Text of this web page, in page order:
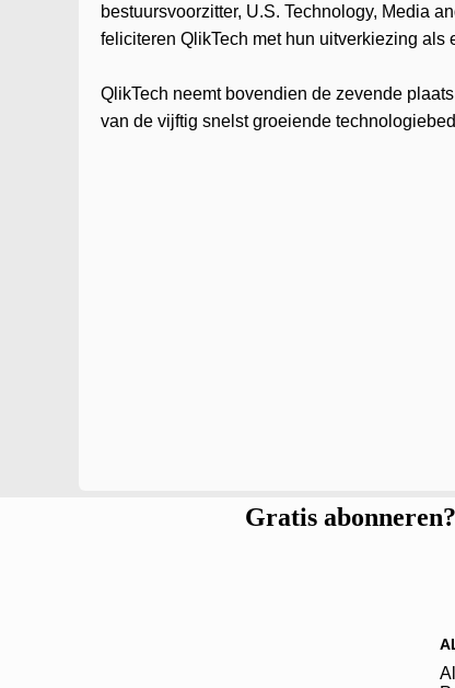
bestuursvoorzitter, U.S. Technology, Media
feliciteren QlikTech met hun uitverkiezing
QlikTech neemt bovendien de zevende
van de vijftig snelst groeiende
Gratis abonneren?